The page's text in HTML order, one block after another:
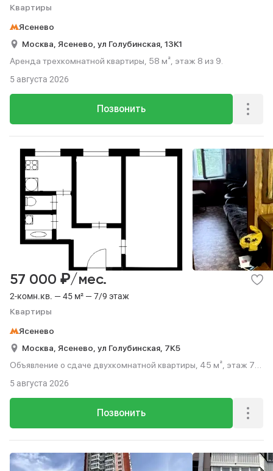
Квартиры
Ясенево
Москва, Ясенево, ул Голубинская, 13К1
Аренда трехкомнатной квартиры, 58 м², этаж 8 из 9.
Позвонить
5 августа 2026
2-комн.кв. — 45 м² — 7/9 этаж
Квартиры
57 000 ₽/мес.
Ясенево
Москва, Ясенево, ул Голубинская, 7К5
Объявление о сдаче двухкомнатной квартиры, 45 м², этаж 7
Позвонить
5 августа 2026